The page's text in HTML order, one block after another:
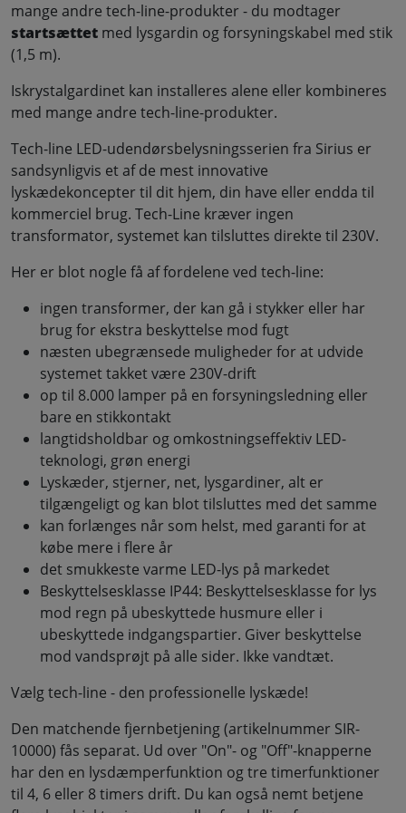
mange andre tech-line-produkter - du modtager
startsættet med lysgardin og forsyningskabel med stik
(1,5 m).
Iskrystalgardinet kan installeres alene eller kombineres
med mange andre tech-line-produkter.
Tech-line LED-udendørsbelysningsserien fra Sirius er
sandsynligvis et af de mest innovative
lyskædekoncepter til dit hjem, din have eller endda til
kommerciel brug. Tech-Line kræver ingen
transformator, systemet kan tilsluttes direkte til 230V.
Her er blot nogle få af fordelene ved tech-line:
ingen transformer, der kan gå i stykker eller har
brug for ekstra beskyttelse mod fugt
næsten ubegrænsede muligheder for at udvide
systemet takket være 230V-drift
op til 8.000 lamper på en forsyningsledning eller
bare en stikkontakt
langtidsholdbar og omkostningseffektiv LED-
teknologi, grøn energi
Lyskæder, stjerner, net, lysgardiner, alt er
tilgængeligt og kan blot tilsluttes med det samme
kan forlænges når som helst, med garanti for at
købe mere i flere år
det smukkeste varme LED-lys på markedet
Beskyttelsesklasse IP44: Beskyttelsesklasse for lys
mod regn på ubeskyttede husmure eller i
ubeskyttede indgangspartier. Giver beskyttelse
mod vandsprøjt på alle sider. Ikke vandtæt.
Vælg tech-line - den professionelle lyskæde!
Den matchende fjernbetjening (artikelnummer SIR-
10000) fås separat. Ud over "On"- og "Off"-knapperne
har den en lysdæmperfunktion og tre timerfunktioner
til 4, 6 eller 8 timers drift. Du kan også nemt betjene